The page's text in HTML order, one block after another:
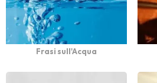
Frasi sull'Acqua